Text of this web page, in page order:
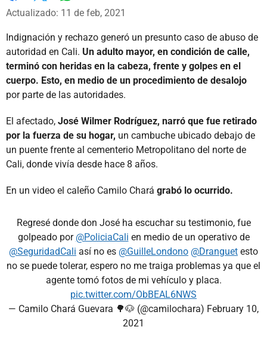
Facebook
X
Actualizado: 11 de feb, 2021
Indignación y rechazo generó un presunto caso de abuso de
autoridad en Cali. Un adulto mayor, en condición de calle,
terminó con heridas en la cabeza, frente y golpes en el
cuerpo. Esto, en medio de un procedimiento de desalojo
por parte de las autoridades.
El afectado, José Wilmer Rodríguez, narró que fue retirado
por la fuerza de su hogar, un cambuche ubicado debajo de
un puente frente al cementerio Metropolitano del norte de
Cali, donde vivía desde hace 8 años.
En un video el caleño Camilo Chará grabó lo ocurrido.
Regresé donde don José ha escuchar su testimonio, fue
golpeado por @PoliciaCali en medio de un operativo de
@SeguridadCali así no es @GuilleLondono @Dranguet esto
no se puede tolerar, espero no me traiga problemas ya que el
agente tomó fotos de mi vehículo y placa.
pic.twitter.com/ObBEAL6NWS
— Camilo Chará Guevara 🌳🐶 (@camilochara) February 10,
2021